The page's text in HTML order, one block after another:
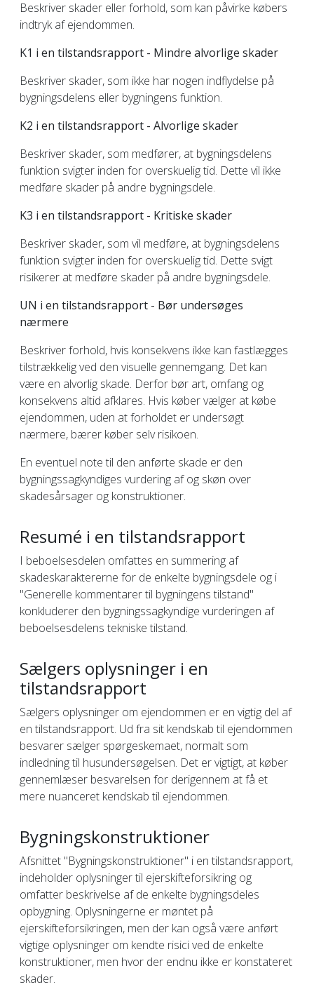
Beskriver skader eller forhold, som kan påvirke købers
indtryk af ejendommen.
K1 i en tilstandsrapport - Mindre alvorlige skader
Beskriver skader, som ikke har nogen indflydelse på
bygningsdelens eller bygningens funktion.
K2 i en tilstandsrapport - Alvorlige skader
Beskriver skader, som medfører, at bygningsdelens
funktion svigter inden for overskuelig tid. Dette vil ikke
medføre skader på andre bygningsdele.
K3 i en tilstandsrapport - Kritiske skader
Beskriver skader, som vil medføre, at bygningsdelens
funktion svigter inden for overskuelig tid. Dette svigt
risikerer at medføre skader på andre bygningsdele.
UN i en tilstandsrapport - Bør undersøges
nærmere
Beskriver forhold, hvis konsekvens ikke kan fastlægges
tilstrækkelig ved den visuelle gennemgang. Det kan
være en alvorlig skade. Derfor bør art, omfang og
konsekvens altid afklares. Hvis køber vælger at købe
ejendommen, uden at forholdet er undersøgt
nærmere, bærer køber selv risikoen.
En eventuel note til den anførte skade er den
bygningssagkyndiges vurdering af og skøn over
skadesårsager og konstruktioner.
Resumé i en tilstandsrapport
I beboelsesdelen omfattes en summering af
skadeskaraktererne for de enkelte bygningsdele og i
"Generelle kommentarer til bygningens tilstand"
konkluderer den bygningssagkyndige vurderingen af
beboelsesdelens tekniske tilstand.
Sælgers oplysninger i en
tilstandsrapport
Sælgers oplysninger om ejendommen er en vigtig del af
en tilstandsrapport. Ud fra sit kendskab til ejendommen
besvarer sælger spørgeskemaet, normalt som
indledning til husundersøgelsen. Det er vigtigt, at køber
gennemlæser besvarelsen for derigennem at få et
mere nuanceret kendskab til ejendommen.
Bygningskonstruktioner
Afsnittet "Bygningskonstruktioner" i en tilstandsrapport,
indeholder oplysninger til ejerskifteforsikring og
omfatter beskrivelse af de enkelte bygningsdeles
opbygning. Oplysningerne er møntet på
ejerskifteforsikringen, men der kan også være anført
vigtige oplysninger om kendte risici ved de enkelte
konstruktioner, men hvor der endnu ikke er konstateret
skader.